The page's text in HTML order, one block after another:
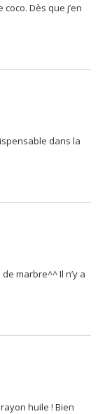
Dès que j’en
dans la
marbre^^ Il n’y a
huile ! Bien